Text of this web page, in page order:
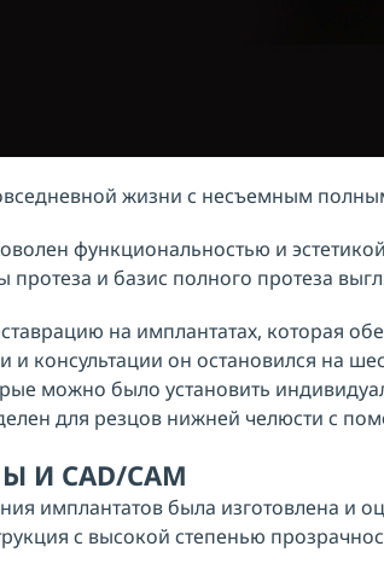
жизни с несъемным
функциональностью и
и базис полного протеза
на имплантатах, которая
и консультации он остановился на
можно было установить
для резцов нижней челюсти с
И CAD/CAM
имплантатов была изготовлена и
с высокой степенью